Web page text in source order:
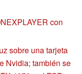
con
sobre una tarjeta
Nvidia; también se